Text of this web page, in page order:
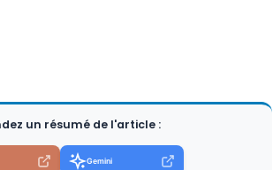
un résumé de l'article :
Gemini